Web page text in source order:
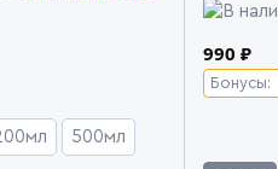
500мл
990 ₽
Бонусы: